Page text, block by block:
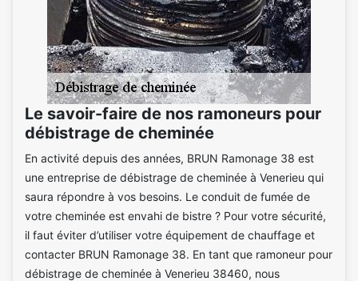
Le savoir-faire de nos ramoneurs pour
débistrage de cheminée
En activité depuis des années, BRUN Ramonage 38 est
une entreprise de débistrage de cheminée à Venerieu qui
saura répondre à vos besoins. Le conduit de fumée de
votre cheminée est envahi de bistre ? Pour votre sécurité,
il faut éviter d’utiliser votre équipement de chauffage et
contacter BRUN Ramonage 38. En tant que ramoneur pour
débistrage de cheminée à Venerieu 38460, nous